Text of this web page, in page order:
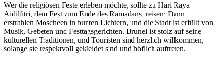
Wer die religiösen Feste erleben möchte, sollte zu Hari Raya
Aidilfitri, dem Fest zum Ende des Ramadans, reisen: Dann
erstrahlen Moscheen in bunten Lichtern, und die Stadt ist erfüllt von
Musik, Gebeten und Festtagsgerichten. Brunei ist stolz auf seine
kulturellen Traditionen, und Touristen sind herzlich willkommen,
solange sie respektvoll gekleidet sind und höflich auftreten.